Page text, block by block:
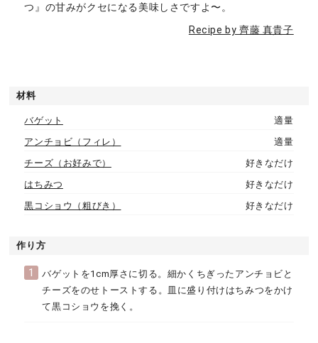
つ』の甘みがクセになる美味しさですよ〜。
Recipe by 齊藤 真貴子
材料
バゲット
適量
アンチョビ（フィレ）
適量
チーズ（お好みで）
好きなだけ
はちみつ
好きなだけ
黒コショウ（粗びき）
好きなだけ
作り方
1
バゲットを1cm厚さに切る。細かくちぎったアンチョビと
チーズをのせトーストする。皿に盛り付けはちみつをかけ
て黒コショウを挽く。